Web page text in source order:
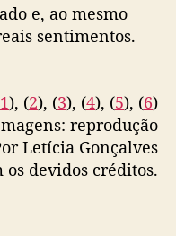
e, ao mesmo
sentimentos.
1), (2), (3), (4), (5), (6)
reprodução
Letícia Gonçalves
devidos créditos.